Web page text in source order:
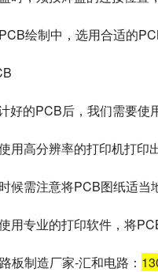
绘制中，选用合适的
好的PCB后，我们需要使
用高分辨率的打印机打印
候需注意将PCB图纸适当
用专业的打印软件，将
板制造厂家-汇和电路：